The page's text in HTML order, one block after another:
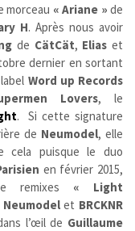
morceau « Ariane » de
H. Après nous avoir
de CätCät, Elias et
dernier en sortant
Word up Records
Lovers,
le
.
Si cette signature
de Neumodel, elle
cela puisque le duo
en février 2015,
remixes « Light
Neumodelet BRCKNR
l’œil de Guillaume